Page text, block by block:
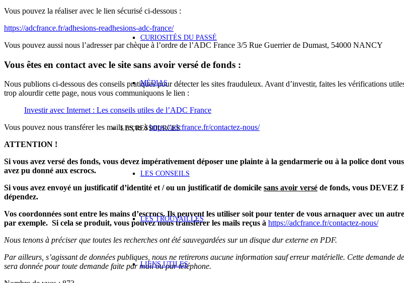
CURIOSITÉS DU PASSÉ
MÉDIAS
LES RESSOURCES
LES CONSEILS
LES TROUVAILLES
LIENS UTILES
Vous pouvez la réaliser avec le lien sécurisé ci-dessous :
https://adcfrance.fr/adhesions-readhesions-adc-france/
Vous pouvez aussi nous l’adresser par chèque à l’ordre de l’ADC France 3/5 Rue Guerrier de Dumast, 54000 NANCY
Vous êtes en contact avec le site sans avoir versé de fonds :
Nous publions ci-dessous des conseils pratiques pour détecter les sites frauduleux. Avant d’investir, faites les vérifications
trop alourdir cette page, nous vous communiquons le lien :
Investir avec Internet : Les conseils utiles de l’ADC France
Vous pouvez nous transférer les mails reçus àhttps://adcfrance.fr/contactez-nous/
ATTENTION !
Si vous avez versé des fonds, vous devez impérativement déposer une plainte à la gendarmerie ou à la police dont
avez pu donné aux escrocs.
Si vous avez envoyé un justificatif d’identité et / ou un justificatif de domicile sans avoir versé de fonds, vous DEVEZ
dépendez.
Vos coordonnées sont entre les mains d’escrocs. Ils peuvent les utiliser soit pour tenter de vous arnaquer avec un
par exemple. Si cela se produit, vous pouvez nous transférer les mails reçus à https://adcfrance.fr/contactez-nous/
Nous tenons à préciser que toutes les recherches ont été sauvegardées sur un disque dur externe en PDF.
Par ailleurs, s’agissant de données publiques, nous ne retirerons aucune information sauf erreur matérielle. Cette demande
sera donnée pour toute demande faite par mail ou par téléphone.